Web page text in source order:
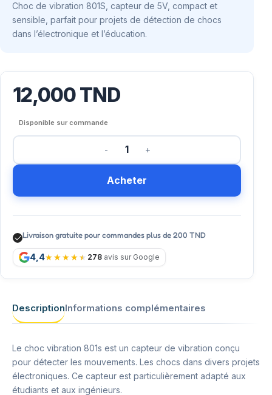
Choc de vibration 801S, capteur de 5V, compact et
sensible, parfait pour projets de détection de chocs
dans l’électronique et l’éducation.
12,000TND
Disponible sur commande
Acheter
Livraison gratuite pour commandes plus de 200 TND
4,4 278 avis sur Google
DescriptionInformations complémentaires
Le choc vibration 801s est un capteur de vibration conçu
pour détecter les mouvements. Les chocs dans divers projets
électroniques. Ce capteur est particulièrement adapté aux
étudiants et aux ingénieurs.